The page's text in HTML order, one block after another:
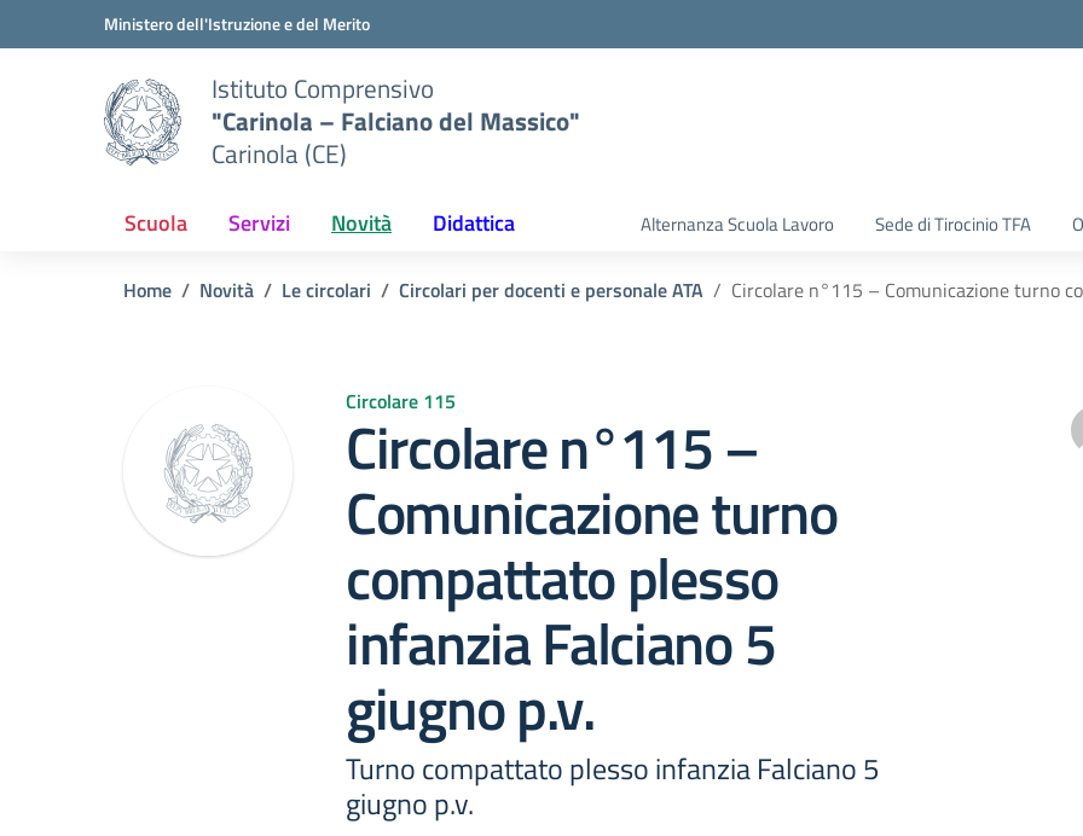
Vai ai contenuti
Vai al menu di navigazioneMinistero dell'Istruzione e del Merito
Istituto Comprensivo
"Carinola – Falciano del Massico"
Carinola (CE)
Scuola Servizi Novità Didattica Alternanza Scuola Lavoro Sede di Tirocinio TFA
Home Novità Le circolari Circolari per docenti e personale ATA Circolare n°115 – Comunicazione turno
Circolare 115
Circolare n°115 –
Comunicazione turno
compattato plesso
infanzia Falciano 5
giugno p.v.
Turno compattato plesso infanzia Falciano 5
giugno p.v.